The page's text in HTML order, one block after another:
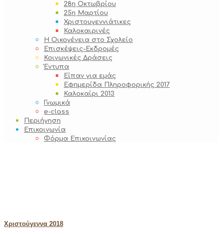
28η Οκτωβρίου
25η Μαρτίου
Χριστουγεννιάτικες
Καλοκαιρινές
Η Οικογένεια στο Σχολείο
Επισκέψεις-Εκδρομές
Κοινωνικές Δράσεις
Έντυπα
Είπαν για εμάς
Εφημερίδα Πληροφορικής 2017
Καλοκαίρι 2013
Γνωμικά
e-class
Περιήγηση
Επικοινωνία
Φόρμα Επικοινωνίας
Χριστούγεννα 2018